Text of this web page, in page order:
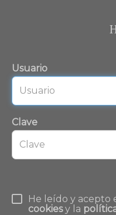
Usuario
Clave
He leído y acepto
cookiesy la